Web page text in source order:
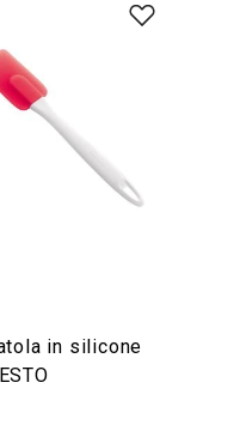
in silicone